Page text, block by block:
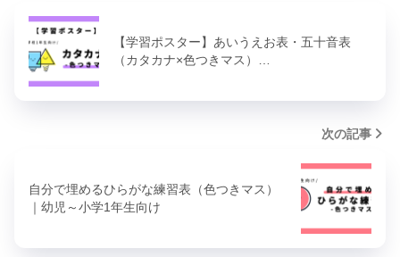
【学習ポスター】あいうえお表・五十音表
（カタカナ×色つきマス）…
次の記事
自分で埋めるひらがな練習表（色つきマス）
｜幼児～小学1年生向け